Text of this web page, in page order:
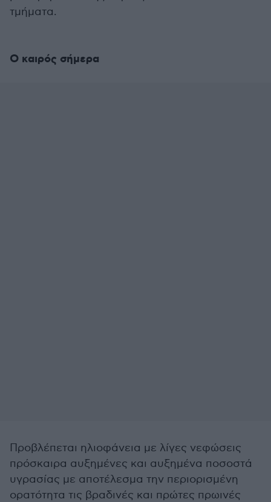
τμήματα.
Ο καιρός σήμερα
Προβλέπεται ηλιοφάνεια με λίγες νεφώσεις
πρόσκαιρα αυξημένες και αυξημένα ποσοστά
υγρασίας με αποτέλεσμα την περιορισμένη
ορατότητα τις βραδινές και πρώτες πρωινές